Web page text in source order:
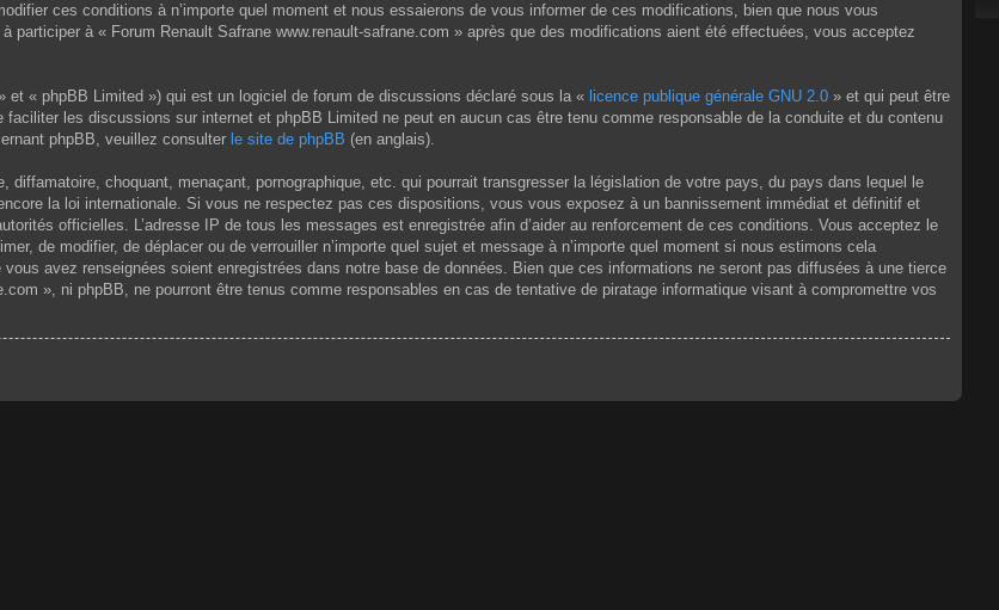
ces conditions à n’importe quel moment et nous essaierons de vous informer de ces modifications, bien que nous vous
à « Forum Renault Safrane www.renault-safrane.com » après que des modifications aient été effectuées, vous acceptez
« phpBB Limited ») qui est un logiciel de forum de discussions déclaré sous la « licence publique générale GNU 2.0 » et qui peut être
les discussions sur internet et phpBB Limited ne peut en aucun cas être tenu comme responsable de la conduite et du contenu
phpBB, veuillez consulter le site de phpBB (en anglais).
choquant, menaçant, pornographique, etc. qui pourrait transgresser la législation de votre pays, du pays dans lequel le
la loi internationale. Si vous ne respectez pas ces dispositions, vous vous exposez à un bannissement immédiat et définitif et
officielles. L’adresse IP de tous les messages est enregistrée afin d’aider au renforcement de ces conditions. Vous acceptez le
de modifier, de déplacer ou de verrouiller n’importe quel sujet et message à n’importe quel moment si nous estimons cela
avez renseignées soient enregistrées dans notre base de données. Bien que ces informations ne seront pas diffusées à une tierce
», ni phpBB, ne pourront être tenus comme responsables en cas de tentative de piratage informatique visant à compromettre vos